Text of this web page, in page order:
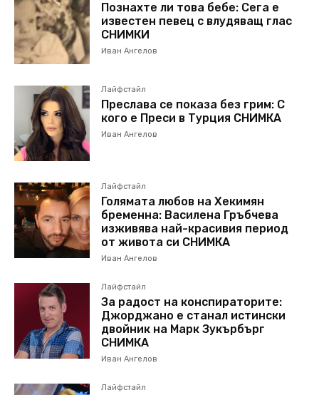
Познахте ли това бебе: Сега е
известен певец с влудяващ глас
СНИМКИ
Иван Ангелов
Лайфстайл
Преслава се показа без грим: С
кого е Преси в Турция СНИМКА
Иван Ангелов
Лайфстайл
Голямата любов на Хекимян
бременна: Василена Гръбчева
изживява най-красивия период
от живота си СНИМКА
Иван Ангелов
Лайфстайл
За радост на конспираторите:
Джорджано е станал истински
двойник на Марк Зукърбърг
СНИМКА
Иван Ангелов
Лайфстайл